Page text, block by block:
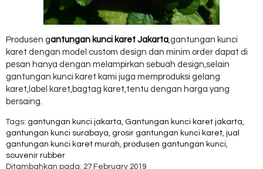
Produsen gantungan kunci karet Jakarta,gantungan kunci
karet dengan model custom design dan minim order dapat di
pesan hanya dengan melampirkan sebuah design,selain
gantungan kunci karet kami juga memproduksi gelang
karet,label karet,bagtag karet,tentu dengan harga yang
bersaing.
Tags: gantungan kunci jakarta, Gantungan kunci karet jakarta,
gantungan kunci surabaya, grosir gantungan kunci karet, jual
gantungan kunci karet murah, produsen gantungan kunci,
souvenir rubber
Ditambahkan pada: 27 February 2019